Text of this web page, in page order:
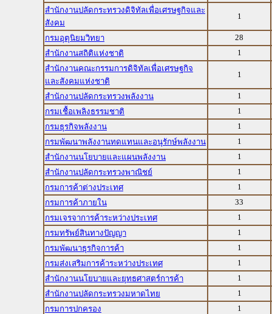
สำนักงานปลัดกระทรวงดิจิทัลเพื่อเศรษฐกิจและ
สังคม
1
กรมอุตุนิยมวิทยา
28
สำนักงานสถิติแห่งชาติ
1
สำนักงานคณะกรรมการดิจิทัลเพื่อเศรษฐกิจ
และสังคมแห่งชาติ
1
สำนักงานปลัดกระทรวงพลังงาน
1
กรมเชื้อเพลิงธรรมชาติ
1
กรมธุรกิจพลังงาน
1
กรมพัฒนาพลังงานทดแทนและอนุรักษ์พลังงาน
1
สำนักงานนโยบายและแผนพลังงาน
1
สำนักงานปลัดกระทรวงพาณิชย์
1
กรมการค้าต่างประเทศ
1
กรมการค้าภายใน
33
กรมเจรจาการค้าระหว่างประเทศ
1
กรมทรัพย์สินทางปัญญา
1
กรมพัฒนาธุรกิจการค้า
1
กรมส่งเสริมการค้าระหว่างประเทศ
1
สำนักงานนโยบายและยุทธศาสตร์การค้า
1
สำนักงานปลัดกระทรวงมหาดไทย
1
กรมการปกครอง
1